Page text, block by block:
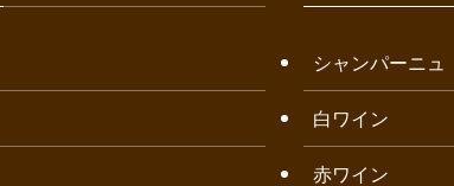
シャンパーニュ
白ワイン
赤ワイン